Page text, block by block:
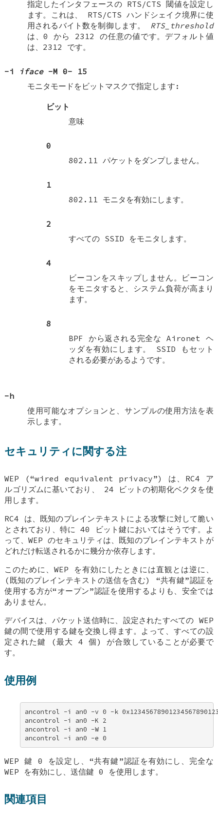
指定したインタフェースの RTS/CTS 閾値を設定し
ます。これは、 RTS/CTS ハンドシェイク境界に使
用されるバイト数を制御します。 RTS_threshold
は、0 から 2312 の任意の値です。デフォルト値
は、2312 です。
-i iface -M 0- 15
モニタモードをビットマスクで指定します:
ビット
意味
0
802.11 パケットをダンプしません。
1
802.11 モニタを有効にします。
2
すべての SSID をモニタします。
4
ビーコンをスキップしません。ビーコン
をモニタすると、システム負荷が高まり
ます。
8
BPF から返される完全な Aironet ヘ
ッダを有効にします。 SSID もセット
される必要があるようです。
-h
使用可能なオプションと、サンプルの使用方法を表
示します。
セキュリティに関する注
WEP (“wired equivalent privacy”) は、RC4 ア
ルゴリズムに基いており、 24 ビットの初期化ベクタを使
用します。
RC4 は、既知のプレインテキストによる攻撃に対して脆い
とされており、特に 40 ビット鍵においてはそうです。よ
って、WEP のセキュリティは、既知のプレインテキストが
どれだけ転送されるかに幾分か依存します。
このために、WEP を有効にしたときには直観とは逆に、
(既知のプレインテキストの送信を含む) “共有鍵”認証を
使用する方が“オープン”認証を使用するよりも、安全では
ありません。
デバイスは、パケット送信時に、設定されたすべての WEP
鍵の間で使用する鍵を交換し得ます。よって、すべての設
定された鍵 (最大 4 個) が合致していることが必要で
す。
使用例
ancontrol -i an0 -v 0 -k
ancontrol -i an0 -K 2
ancontrol -i an0 -W 1
ancontrol -i an0 -e 0
WEP 鍵 0 を設定し、“共有鍵”認証を有効にし、完全な
WEP を有効にし、送信鍵 0 を使用します。
関連項目